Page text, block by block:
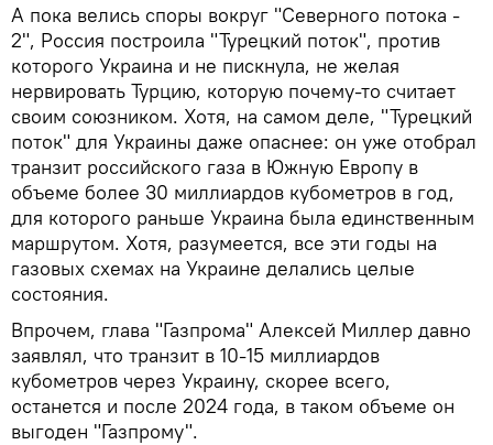
А пока велись споры вокруг "Северного потока -
2", Россия построила "Турецкий поток", против
которого Украина и не пискнула, не желая
нервировать Турцию, которую почему-то считает
своим союзником. Хотя, на самом деле, "Турецкий
поток" для Украины даже опаснее: он уже отобрал
транзит российского газа в Южную Европу в
объеме более 30 миллиардов кубометров в год,
для которого раньше Украина была единственным
маршрутом. Хотя, разумеется, все эти годы на
газовых схемах на Украине делались целые
состояния.
Впрочем, глава "Газпрома" Алексей Миллер давно
заявлял, что транзит в 10-15 миллиардов
кубометров через Украину, скорее всего,
останется и после 2024 года, в таком объеме он
выгоден "Газпрому".